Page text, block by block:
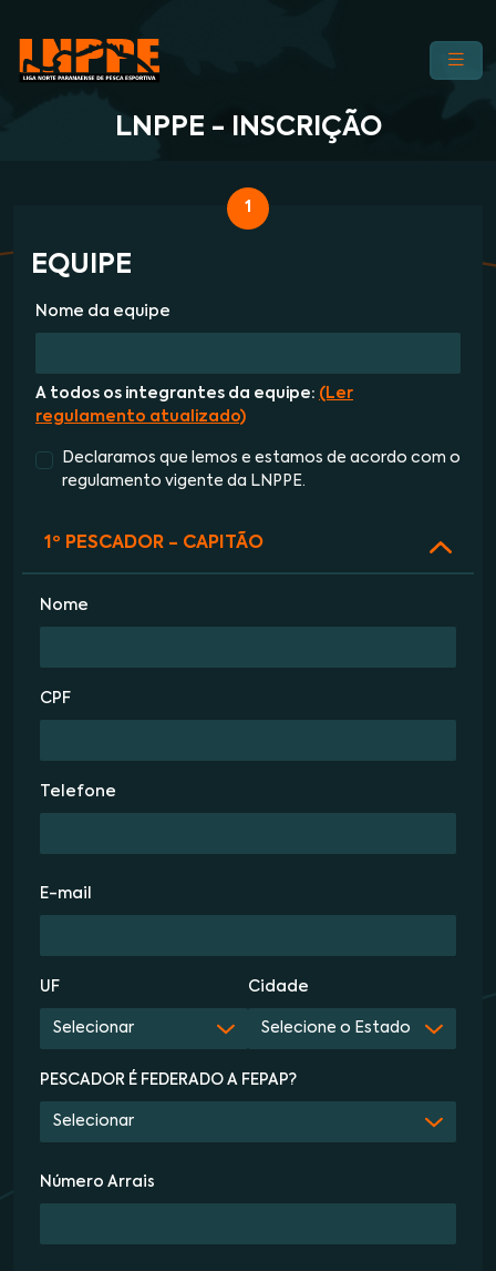
LNPPE - INSCRIÇÃO
1
EQUIPE
Nome da equipe
A todos os integrantes da equipe: (Ler
regulamento atualizado)
Declaramos que lemos e estamos de acordo com o
regulamento vigente da LNPPE.
1º PESCADOR - CAPITÃO
Nome
CPF
Telefone
E-mail
UF Cidade
PESCADOR É FEDERADO A FEPAP?
Número Arrais